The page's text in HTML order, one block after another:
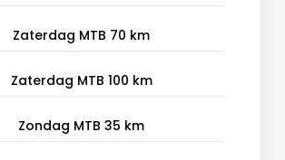
Zaterdag MTB 70 km
Zaterdag MTB 100 km
Zondag MTB 35 km